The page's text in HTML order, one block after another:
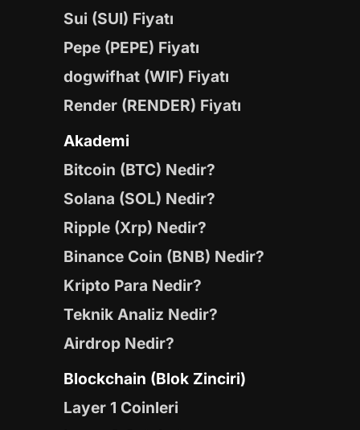
Sui (SUI) Fiyatı
Pepe (PEPE) Fiyatı
dogwifhat (WIF) Fiyatı
Render (RENDER) Fiyatı
Akademi
Bitcoin (BTC) Nedir?
Solana (SOL) Nedir?
Ripple (Xrp) Nedir?
Binance Coin (BNB) Nedir?
Kripto Para Nedir?
Teknik Analiz Nedir?
Airdrop Nedir?
Blockchain (Blok Zinciri)
Layer 1 Coinleri